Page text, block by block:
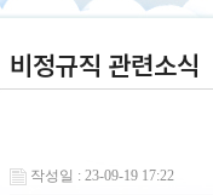
비정규직 관련소식
작성일 : 23-09-19 17:22